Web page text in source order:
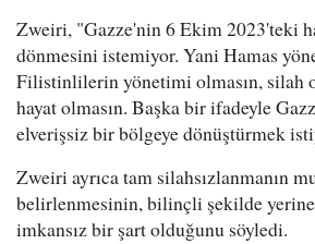
Zweiri, "Gazze'nin 6 Ekim 2023'teki
dönmesini istemiyor. Yani Hamas
Filistinlilerin yönetimi olmasın, silah
hayat olmasın. Başka bir ifadeyle
elverişsiz bir bölgeye dönüştürmek
Zweiri ayrıca tam silahsızlanmanın
belirlenmesinin, bilinçli şekilde
imkansız bir şart olduğunu söyledi.